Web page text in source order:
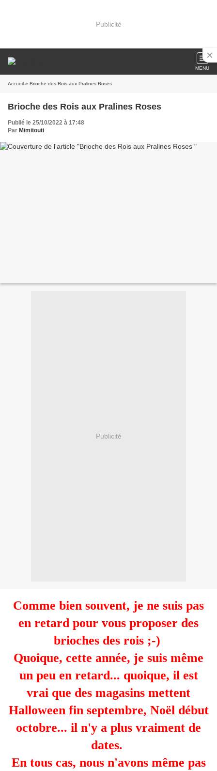
Publicité
MENU
Accueil » Brioche des Rois aux Pralines Roses
Brioche des Rois aux Pralines Roses
Publié le 25/10/2022 à 17:48
Par Mimitouti
Publicité
Comme bien souvent, je ne suis pas
en retard pour vous proposer des
brioches des rois ;-)
Quoique, cette année, je suis même
un peu en retard... quoique, il est
vrai que des magasins mettent
Halloween fin septembre, Noël début
octobre... il n'y a plus vraiment de
dates.
En tous cas, nous n'avons même pas